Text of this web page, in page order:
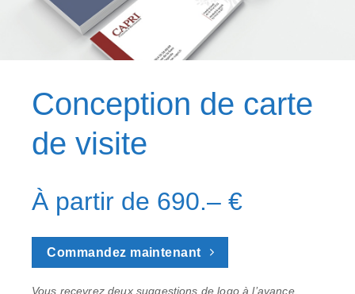
Conception de carte
de visite
À partir de 690.– €
Commandez maintenant
Vous recevrez deux suggestions de logo à l’avance,